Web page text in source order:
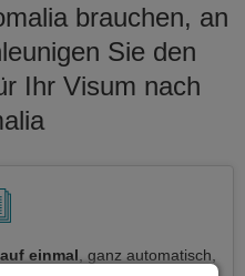
brauchen, an
Sie den
Ihr Visum nach
einmal , ganz automatisch,